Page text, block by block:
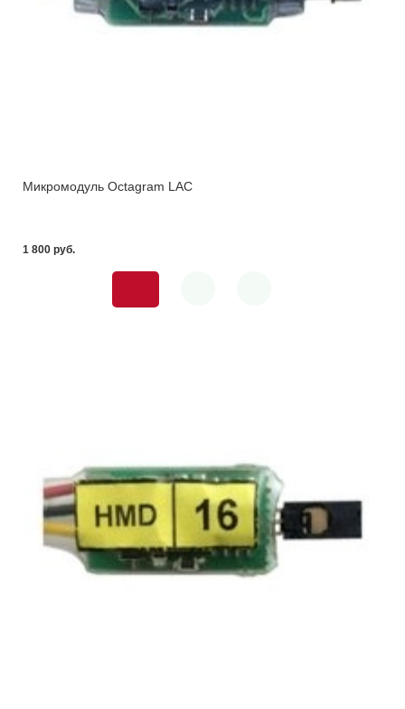
Микромодуль Octagram LAC
1 800 pуб.